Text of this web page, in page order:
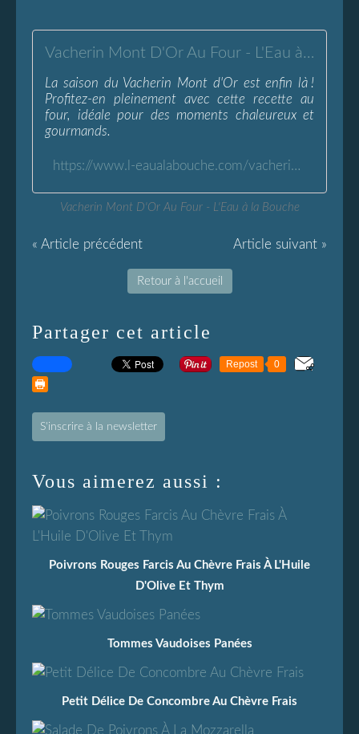
Vacherin Mont D'Or Au Four - L'Eau à la Bouche
La saison du Vacherin Mont d'Or est enfin là !
Profitez-en pleinement avec cette recette au
four, idéale pour des moments chaleureux et
gourmands.
https://www.l-eaualabouche.com/vacherin-mont-d-or-au-four.html
Vacherin Mont D'Or Au Four - L'Eau à la Bouche
« Article précédent Article suivant »
Retour à l'accueil
Partager cet article
Repost 0
S'inscrire à la newsletter
Vous aimerez aussi :
Poivrons Rouges Farcis Au Chèvre Frais À L'Huile
D'Olive Et Thym
Tommes Vaudoises Panées
Petit Délice De Concombre Au Chèvre Frais